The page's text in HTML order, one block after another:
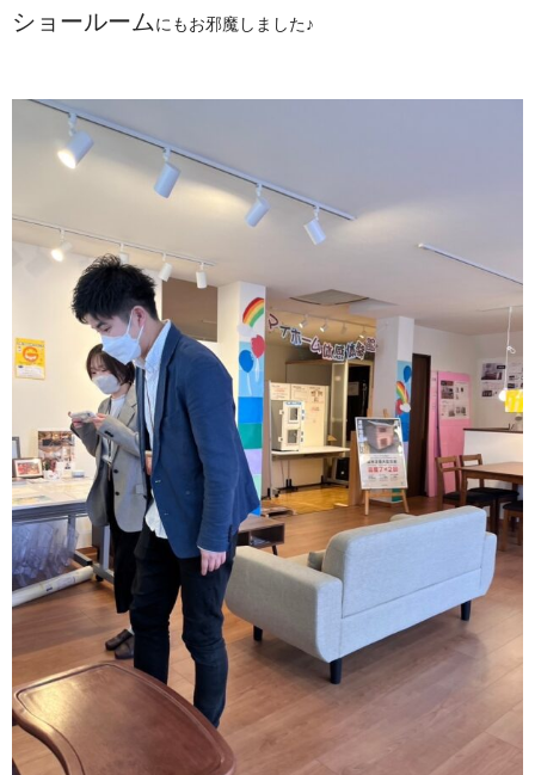
ショールーム にもお邪魔しました♪